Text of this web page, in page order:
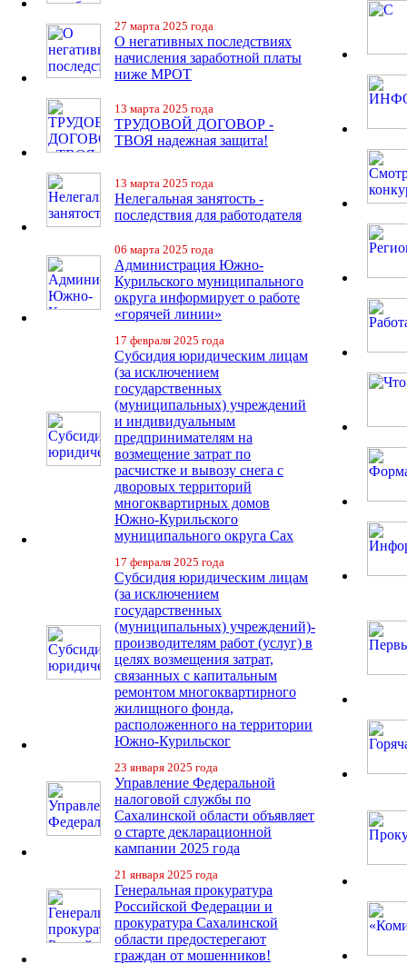
27 марта 2025 года
О негативных последствиях
начисления заработной платы
ниже МРОТ
13 марта 2025 года
ТРУДОВОЙ ДОГОВОР -
ТВОЯ надежная защита!
13 марта 2025 года
Нелегальная занятость -
последствия для работодателя
06 марта 2025 года
Администрация Южно-
Курильского муниципального
округа информирует о работе
«горячей линии»
17 февраля 2025 года
Субсидия юридическим лицам
(за исключением
государственных
(муниципальных) учреждений
и индивидуальным
предпринимателям на
возмещение затрат по
расчистке и вывозу снега с
дворовых территорий
многоквартирных домов
Южно-Курильского
муниципального округа Сах
17 февраля 2025 года
Субсидия юридическим лицам
(за исключением
государственных
(муниципальных) учреждений)-
производителям работ (услуг) в
целях возмещения затрат,
связанных с капитальным
ремонтом многоквартирного
жилищного фонда,
расположенного на территории
Южно-Курильског
23 января 2025 года
Управление Федеральной
налоговой службы по
Сахалинской области объявляет
о старте декларационной
кампании 2025 года
21 января 2025 года
Генеральная прокуратура
Российской Федерации и
прокуратура Сахалинской
области предостерегают
граждан от мошенников!